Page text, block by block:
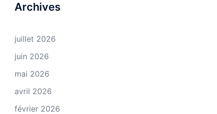
Archives
juillet 2026
juin 2026
mai 2026
avril 2026
février 2026